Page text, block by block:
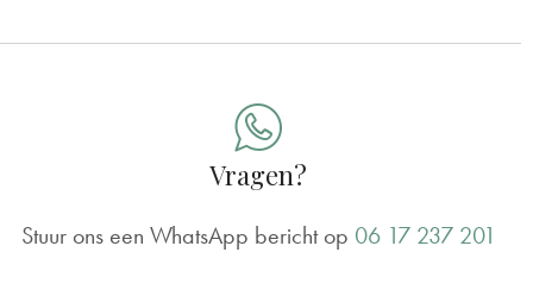
Vragen?
Stuur ons een WhatsApp bericht op 06 17 237 201